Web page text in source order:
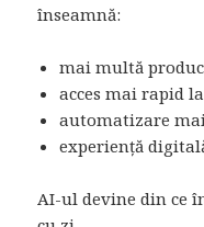
înseamnă:
mai multă
acces mai rapid
automatizare
experiență
AI-ul devine din ce